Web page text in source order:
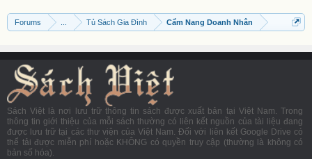
Forums Tủ Sách Gia Đình Cẩm Nang Doanh Nhân
Sách Việt là nơi lưu trữ thông tin sách được xuất bản tại Việt Nam. Trong
thông tin giới thiệu của mỗi sách thường có liên kết nguồn của tài liệu đang
được lưu trữ tại các thư viện của Việt Nam. Đối với liên kết Google Drive có
thể tải được miễn phí hoặc KHÔNG có quyền truy cập (thường là không có
bản số hóa).